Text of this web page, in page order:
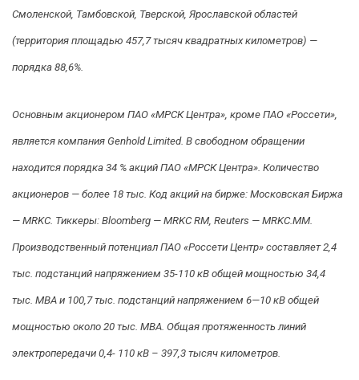
Смоленской, Тамбовской, Тверской, Ярославской областей
(территория площадью 457,7 тысяч квадратных километров) —
порядка 88,6%.
Основным акционером ПАО «МРСК Центра», кроме ПАО «Россети»,
является компания Genhold Limited. В свободном обращении
находится порядка 34 % акций ПАО «МРСК Центра». Количество
акционеров — более 18 тыс. Код акций на бирже: Московская Биржа
— MRKC. Тиккеры: Bloomberg — MRKC RМ, Reuters — MRKC.MM.
Производственный потенциал ПАО «Россети Центр» составляет 2,4
тыс. подстанций напряжением 35-110 кВ общей мощностью 34,4
тыс. МВА и 100,7 тыс. подстанций напряжением 6—10 кВ общей
мощностью около 20 тыс. МВА. Общая протяженность линий
электропередачи 0,4- 110 кВ – 397,3 тысяч километров.